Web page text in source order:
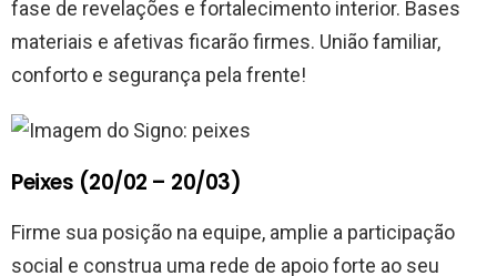
fase de revelações e fortalecimento interior. Bases
materiais e afetivas ficarão firmes. União familiar,
conforto e segurança pela frente!
Peixes (20/02 – 20/03)
Firme sua posição na equipe, amplie a participação
social e construa uma rede de apoio forte ao seu